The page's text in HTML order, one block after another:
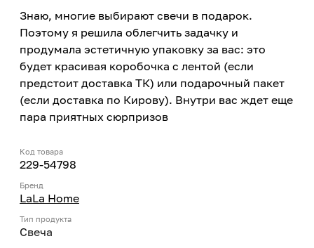
Знаю, многие выбирают свечи в подарок.
Поэтому я решила облегчить задачку и
продумала эстетичную упаковку за вас: это
будет красивая коробочка с лентой (если
предстоит доставка ТК) или подарочный пакет
(если доставка по Кирову). Внутри вас ждет еще
пара приятных сюрпризов
Код товара
229-54798
Бренд
LaLa Home
Тип продукта
Свеча